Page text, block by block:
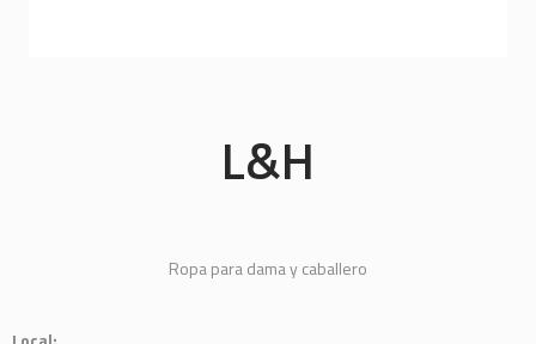
L&H
Ropa para dama y caballero